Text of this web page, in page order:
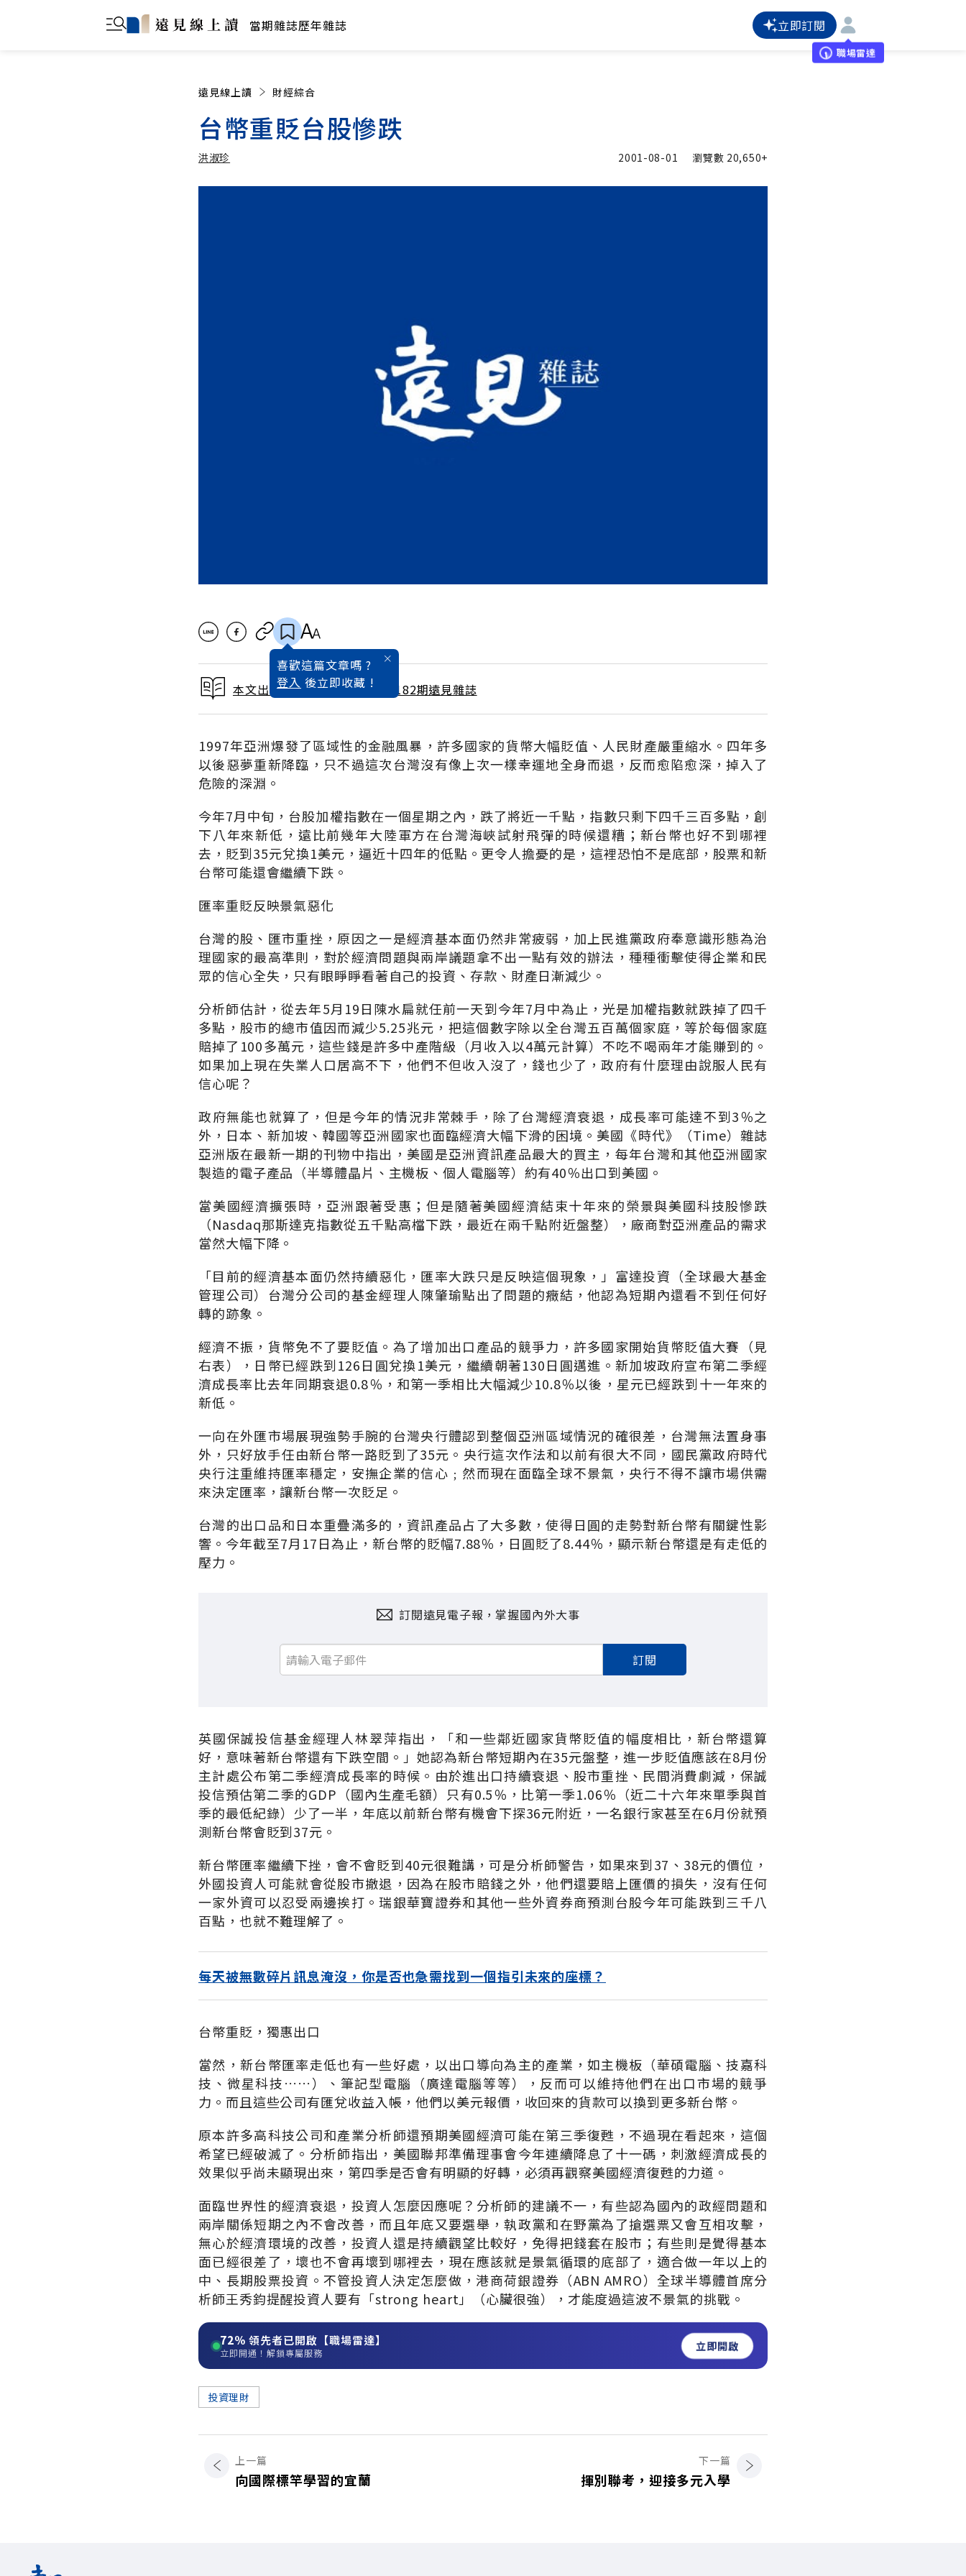
當期雜誌歷年雜誌 立即訂閱
職場雷達
遠見線上讀 財經綜合
台幣重貶台股慘跌
洪淑珍 2001-08-01 瀏覽數 20,650+
喜歡這篇文章嗎 ?
登入 後立即收藏 !
本文出自 2001 / 8月號雜誌 第182期遠見雜誌
1997年亞洲爆發了區域性的金融風暴，許多國家的貨幣大幅貶值、人民財產嚴重縮水。四年多
以後惡夢重新降臨，只不過這次台灣沒有像上次一樣幸運地全身而退，反而愈陷愈深，掉入了
危險的深淵。
今年7月中旬，台股加權指數在一個星期之內，跌了將近一千點，指數只剩下四千三百多點，創
下八年來新低，遠比前幾年大陸軍方在台灣海峽試射飛彈的時候還糟；新台幣也好不到哪裡
去，貶到35元兌換1美元，逼近十四年的低點。更令人擔憂的是，這裡恐怕不是底部，股票和新
台幣可能還會繼續下跌。
匯率重貶反映景氣惡化
台灣的股、匯市重挫，原因之一是經濟基本面仍然非常疲弱，加上民進黨政府奉意識形態為治
理國家的最高準則，對於經濟問題與兩岸議題拿不出一點有效的辦法，種種衝擊使得企業和民
眾的信心全失，只有眼睜睜看著自己的投資、存款、財產日漸減少。
分析師估計，從去年5月19日陳水扁就任前一天到今年7月中為止，光是加權指數就跌掉了四千
多點，股市的總市值因而減少5.25兆元，把這個數字除以全台灣五百萬個家庭，等於每個家庭
賠掉了100多萬元，這些錢是許多中產階級（月收入以4萬元計算）不吃不喝兩年才能賺到的。
如果加上現在失業人口居高不下，他們不但收入沒了，錢也少了，政府有什麼理由說服人民有
信心呢？
政府無能也就算了，但是今年的情況非常棘手，除了台灣經濟衰退，成長率可能達不到3％之
外，日本、新加坡、韓國等亞洲國家也面臨經濟大幅下滑的困境。美國《時代》（Time）雜誌
亞洲版在最新一期的刊物中指出，美國是亞洲資訊產品最大的買主，每年台灣和其他亞洲國家
製造的電子產品（半導體晶片、主機板、個人電腦等）約有40％出口到美國。
當美國經濟擴張時，亞洲跟著受惠；但是隨著美國經濟結束十年來的榮景與美國科技股慘跌
（Nasdaq那斯達克指數從五千點高檔下跌，最近在兩千點附近盤整），廠商對亞洲產品的需求
當然大幅下降。
「目前的經濟基本面仍然持續惡化，匯率大跌只是反映這個現象，」富達投資（全球最大基金
管理公司）台灣分公司的基金經理人陳肇瑜點出了問題的癥結，他認為短期內還看不到任何好
轉的跡象。
經濟不振，貨幣免不了要貶值。為了增加出口產品的競爭力，許多國家開始貨幣貶值大賽（見
右表），日幣已經跌到126日圓兌換1美元，繼續朝著130日圓邁進。新加坡政府宣布第二季經
濟成長率比去年同期衰退0.8％，和第一季相比大幅減少10.8％以後，星元已經跌到十一年來的
新低。
一向在外匯市場展現強勢手腕的台灣央行體認到整個亞洲區域情況的確很差，台灣無法置身事
外，只好放手任由新台幣一路貶到了35元。央行這次作法和以前有很大不同，國民黨政府時代
央行注重維持匯率穩定，安撫企業的信心﹔然而現在面臨全球不景氣，央行不得不讓市場供需
來決定匯率，讓新台幣一次貶足。
台灣的出口品和日本重疊滿多的，資訊產品占了大多數，使得日圓的走勢對新台幣有關鍵性影
響。今年截至7月17日為止，新台幣的貶幅7.88％，日圓貶了8.44％，顯示新台幣還是有走低的
壓力。
訂閱遠見電子報，掌握國內外大事
訂閱
英國保誠投信基金經理人林翠萍指出，「和一些鄰近國家貨幣貶值的幅度相比，新台幣還算
好，意味著新台幣還有下跌空間。」她認為新台幣短期內在35元盤整，進一步貶值應該在8月份
主計處公布第二季經濟成長率的時候。由於進出口持續衰退、股市重挫、民間消費劇減，保誠
投信預估第二季的GDP（國內生產毛額）只有0.5％，比第一季1.06％（近二十六年來單季與首
季的最低紀錄）少了一半，年底以前新台幣有機會下探36元附近，一名銀行家甚至在6月份就預
測新台幣會貶到37元。
新台幣匯率繼續下挫，會不會貶到40元很難講，可是分析師警告，如果來到37、38元的價位，
外國投資人可能就會從股市撤退，因為在股市賠錢之外，他們還要賠上匯價的損失，沒有任何
一家外資可以忍受兩邊挨打。瑞銀華寶證券和其他一些外資券商預測台股今年可能跌到三千八
百點，也就不難理解了。
每天被無數碎片訊息淹沒，你是否也急需找到一個指引未來的座標？
台幣重貶，獨惠出口
當然，新台幣匯率走低也有一些好處，以出口導向為主的產業，如主機板（華碩電腦、技嘉科
技、微星科技……）、筆記型電腦（廣達電腦等等），反而可以維持他們在出口市場的競爭
力。而且這些公司有匯兌收益入帳，他們以美元報價，收回來的貨款可以換到更多新台幣。
原本許多高科技公司和產業分析師還預期美國經濟可能在第三季復甦，不過現在看起來，這個
希望已經破滅了。分析師指出，美國聯邦準備理事會今年連續降息了十一碼，刺激經濟成長的
效果似乎尚未顯現出來，第四季是否會有明顯的好轉，必須再觀察美國經濟復甦的力道。
面臨世界性的經濟衰退，投資人怎麼因應呢？分析師的建議不一，有些認為國內的政經問題和
兩岸關係短期之內不會改善，而且年底又要選舉，執政黨和在野黨為了搶選票又會互相攻擊，
無心於經濟環境的改善，投資人還是持續觀望比較好，免得把錢套在股市；有些則是覺得基本
面已經很差了，壞也不會再壞到哪裡去，現在應該就是景氣循環的底部了，適合做一年以上的
中、長期股票投資。不管投資人決定怎麼做，港商荷銀證券（ABN AMRO）全球半導體首席分
析師王秀鈞提醒投資人要有「strong heart」（心臟很強），才能度過這波不景氣的挑戰。
72% 領先者已開啟【職場雷達】
立即開通！解鎖專屬服務 立即開啟
投資理財
上一篇
向國際標竿學習的宜蘭
下一篇
揮別聯考，迎接多元入學